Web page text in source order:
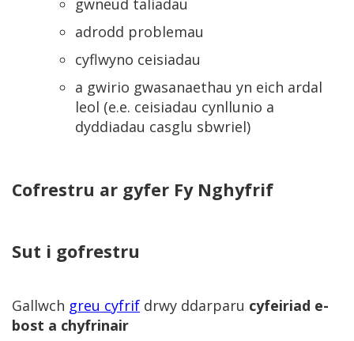
gwneud taliadau
adrodd problemau
cyflwyno ceisiadau
a gwirio gwasanaethau yn eich ardal
leol (e.e. ceisiadau cynllunio a
dyddiadau casglu sbwriel)
Cofrestru ar gyfer Fy Nghyfrif
Sut i gofrestru
Gallwch greu cyfrif drwy ddarparu cyfeiriad e-
bost a chyfrinair